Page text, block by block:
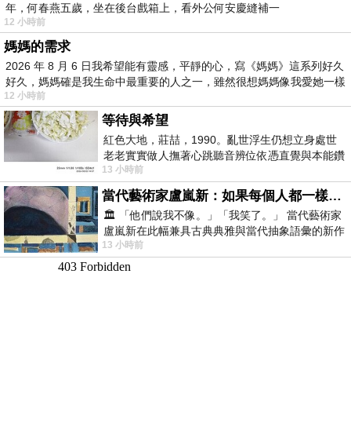
年，何春燕五歲，坐在後台戲箱上，看外公何安慶縫補一
12 小時前
媽媽的需求
2026 年 8 月 6 日我希望能有靈感，平靜的心，寫《媽媽》這系列好久
好久，媽媽確是我生命中最重要的人之一，雖然很想媽媽像我愛她一樣
12 小時前
等待與希望
紅色大地，莊喆，1990。亂世浮生仍想立身處世
老老實實做人撫著心跳聽音辨位依憑直覺與本能鑽
向裂隙的亮處探索另一個心聲另一個共鳴的
13 小時前
當代藝術家盧嵐新：如果每個人都一樣，這世界該有多無聊？
🏛️ 「他們說我不像。」「我笑了。」 當代藝術家
盧嵐新在此幅兼具古典典雅與當代抽象語彙的新作
中，以沈靜的藍色空間為背景，描繪了
13 小時前